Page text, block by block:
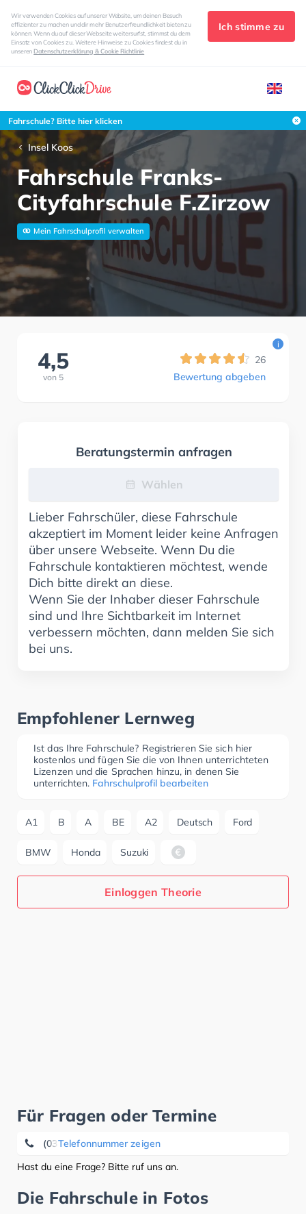
Wir verwenden Cookies auf unserer Website, um deinen Besuch
effizienter zu machen und dir mehr Benutzerfreundlichkeit bieten zu
können. Wenn du auf dieser Webseite weitersurfst, stimmst du dem
Einsatz von Cookies zu. Weitere Hinweise zu Cookies findest du in
unserenDatenschutzerklärung & Cookie Richtlinie
Ich stimme zu
Fahrschule? Bitte hier klicken
Insel Koos
Fahrschule Franks-
Cityfahrschule F.Zirzow
Mein Fahrschulprofil verwalten
4,5
von 5
26
Bewertung abgeben
i
Beratungstermin anfragen
Wählen
Lieber Fahrschüler, diese Fahrschule
akzeptiert im Moment leider keine Anfragen
über unsere Webseite. Wenn Du die
Fahrschule kontaktieren möchtest, wende
Dich bitte direkt an diese.
Wenn Sie der Inhaber dieser Fahrschule
sind und Ihre Sichtbarkeit im Internet
verbessern möchten, dann melden Sie sich
bei uns.
Empfohlener Lernweg
Ist das Ihre Fahrschule? Registrieren Sie sich hier
kostenlos und fügen Sie die von Ihnen unterrichteten
Lizenzen und die Sprachen hinzu, in denen Sie
unterrichten. Fahrschulprofil bearbeiten
A1 B A BE A2 Deutsch Ford
BMW Honda Suzuki
Einloggen Theorie
Für Fragen oder Termine
Telefonnummer zeigen
(03834) 8 35 98 89
Hast du eine Frage? Bitte ruf uns an.
Die Fahrschule in Fotos